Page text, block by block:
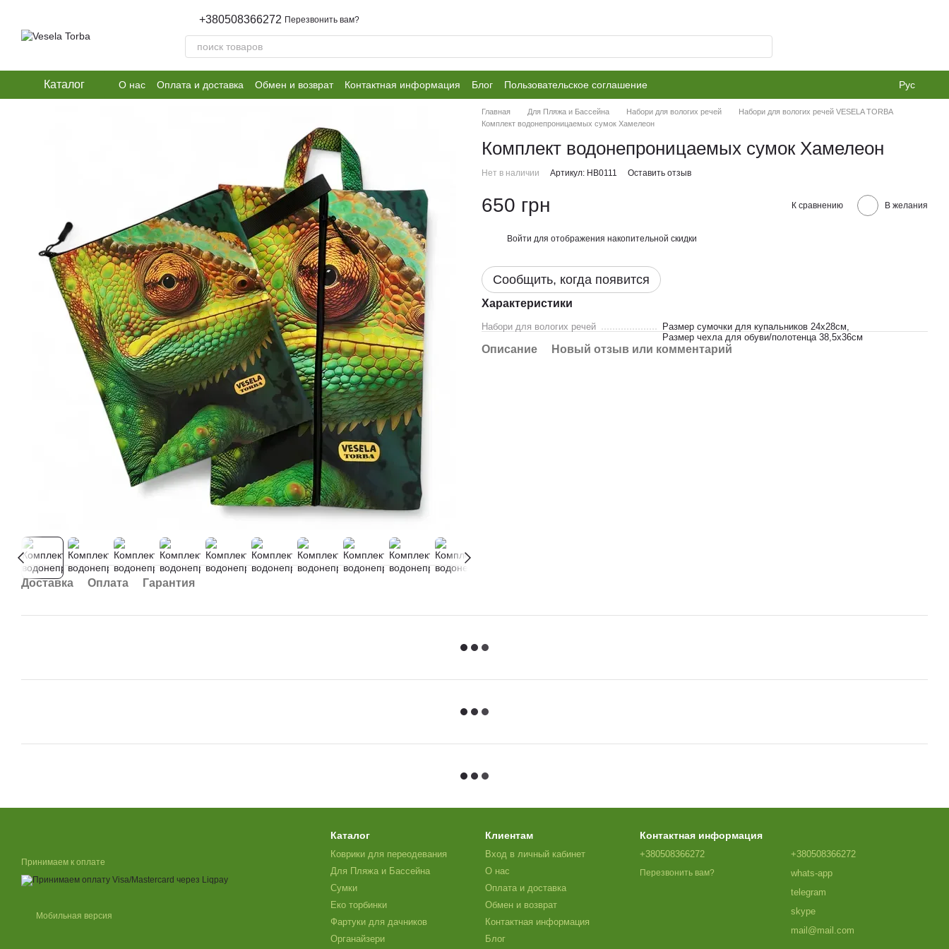
+380508366272 Перезвонить вам?
Каталог О нас Оплата и доставка Обмен и возврат Контактная информация Блог Пользовательское соглашение Рус
Доставка Оплата Гарантия
Главная Для Пляжа и Бассейна Набори для вологих речей
Набори для вологих речей VESELA TORBA
Комплект водонепроницаемых сумок Хамелеон
Комплект водонепроницаемых сумок Хамелеон
Нет в наличии Артикул: НВ0111 Оставить отзыв
650 грн К сравнению В желания
Войти для отображения накопительной скидки
Сообщить, когда появится
Характеристики
Набори для вологих речей
Размер сумочки для купальников 24х28см,
Размер чехла для обуви/полотенца 38,5х36см
Описание Новый отзыв или комментарий
Принимаем к оплате
Мобильная версия
Каталог
Коврики для переодевания
Для Пляжа и Бассейна
Сумки
Еко торбинки
Фартуки для дачников
Органайзери
Клиентам
Вход в личный кабинет
О нас
Оплата и доставка
Обмен и возврат
Контактная информация
Блог
Контактная информация
+380508366272
Перезвонить вам?
+380508366272
whats-app
telegram
skype
mail@mail.com